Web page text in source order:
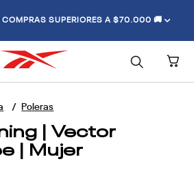
COMPRAS SUPERIORES A $70.000 🚚
Poleras
| Vector
| Mujer